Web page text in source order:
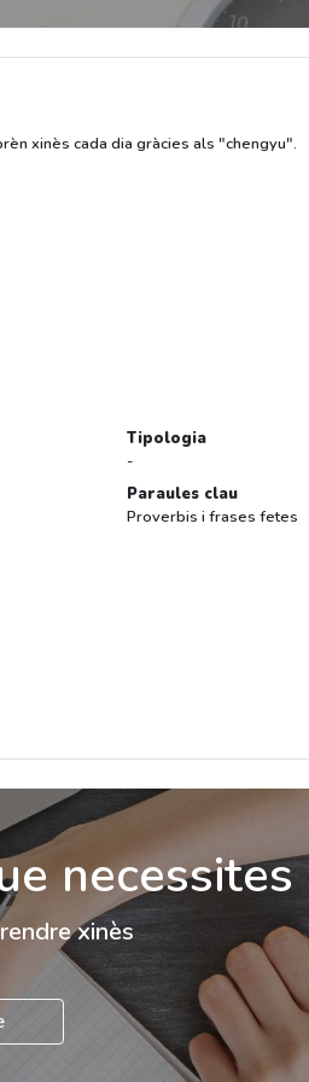
xinès cada dia gràcies als "chengyu".
Tipologia
-
Paraules clau
Proverbis i frases fetes
necessites
xinès